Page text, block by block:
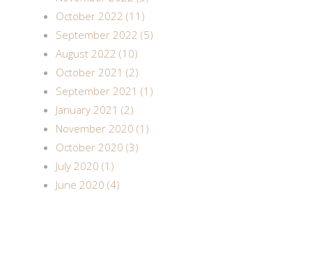
October 2022 (11)
September 2022 (5)
August 2022 (10)
October 2021 (2)
September 2021 (1)
January 2021 (2)
November 2020 (1)
October 2020 (3)
July 2020 (1)
June 2020 (4)